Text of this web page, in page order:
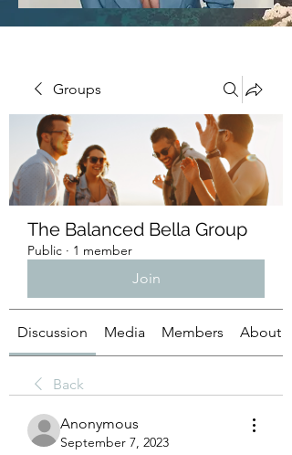
Groups
The Balanced Bella Group
Public · 1 member
Join
Discussion Media Members About
Back
Anonymous
September 7, 2023